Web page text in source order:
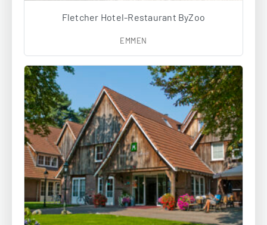
Fletcher Hotel-Restaurant ByZoo
EMMEN